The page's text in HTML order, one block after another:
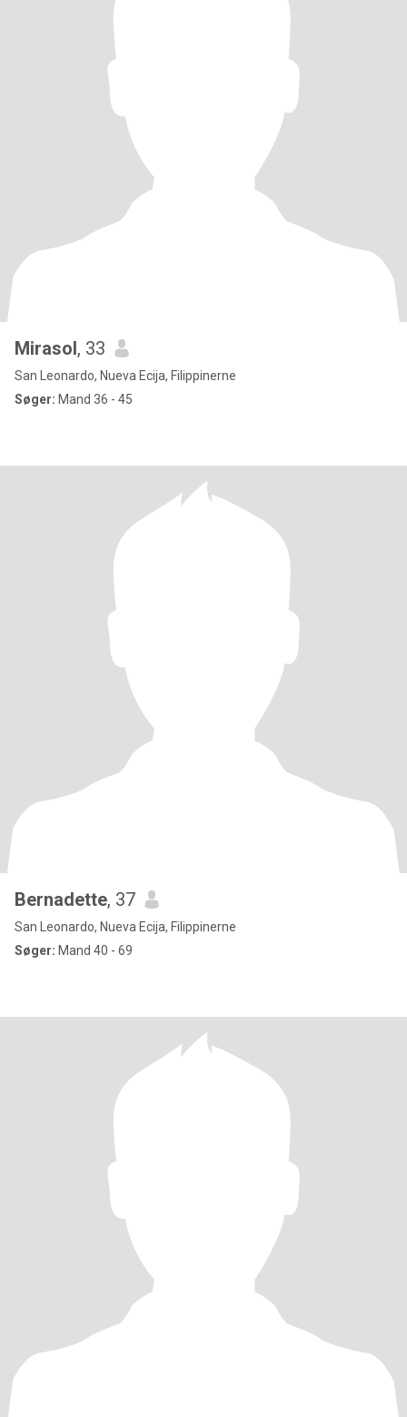
Mirasol, 33
San Leonardo, Nueva Ecija, Filippinerne
Søger: Mand 36 - 45
Bernadette, 37
San Leonardo, Nueva Ecija, Filippinerne
Søger: Mand 40 - 69